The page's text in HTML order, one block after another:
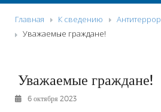
НОВОСТИ
КОНКУРСЫ
ФОТОРЕПОРТАЖИ
Главная К сведению
Антитеррор
Уважаемые граждане!
Уважаемые граждане!
6 октября 2023